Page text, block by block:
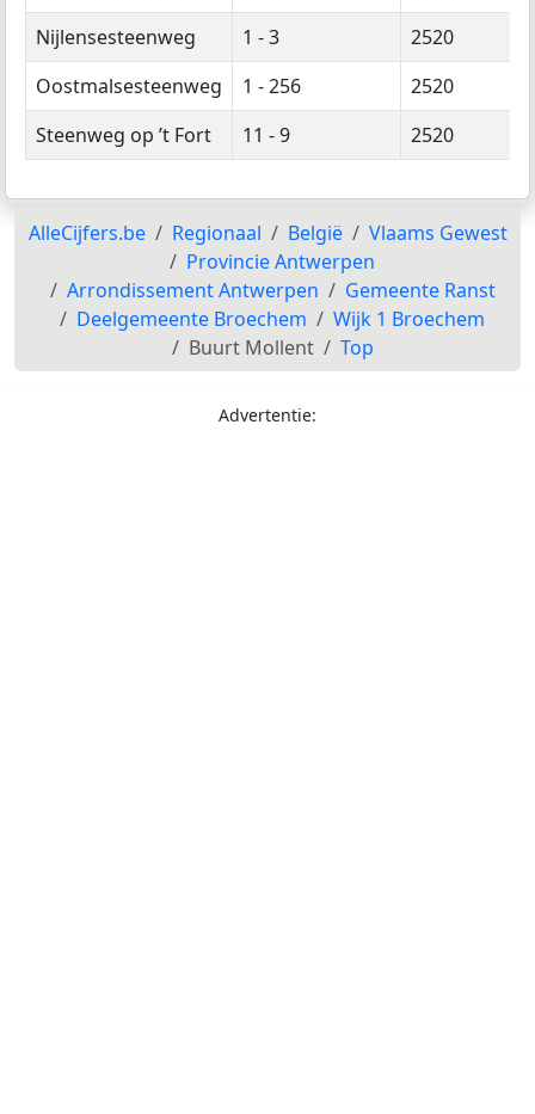
Nijlensesteenweg
1 - 3
2520
Oostmalsesteenweg
1 - 256
2520
Steenweg op ’t Fort
11 - 9 2520
AlleCijfers.be Regionaal België
Vlaams Gewest
Provincie Antwerpen
Arrondissement Antwerpen
Gemeente Ranst
Deelgemeente Broechem
Wijk 1 Broechem
Buurt Mollent
Top
Advertentie: